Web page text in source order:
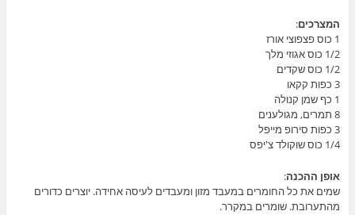
המצרכים:
1 כוס פצפוצי אורז
1/2 כוס אגוזי מלך
1/2 כוס שקדים
3 כפות קקאו
1 כף שמן קנולה
8 תמרים, מגולענים
3 כפות סירופ מייפל
1/4 כוס שוקולד צ'יפס
אופן ההכנה:
שמים את כל החומרים במעבד מזון ומעבדים לעיסה אחידה. יוצרים כדורים
מהתערובת. שומרים במקרר.